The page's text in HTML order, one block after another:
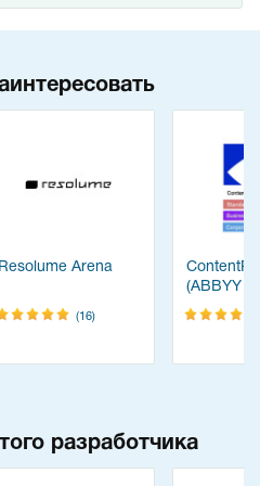
Resolume Arena
(16)
(ABBYY
разработчика